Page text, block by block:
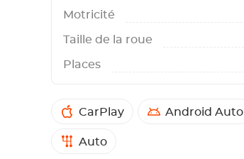
Motricité
Taille de la roue
Places
CarPlay Android Auto
Auto